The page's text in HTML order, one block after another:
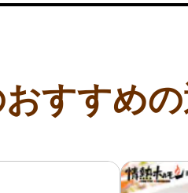
すすめ